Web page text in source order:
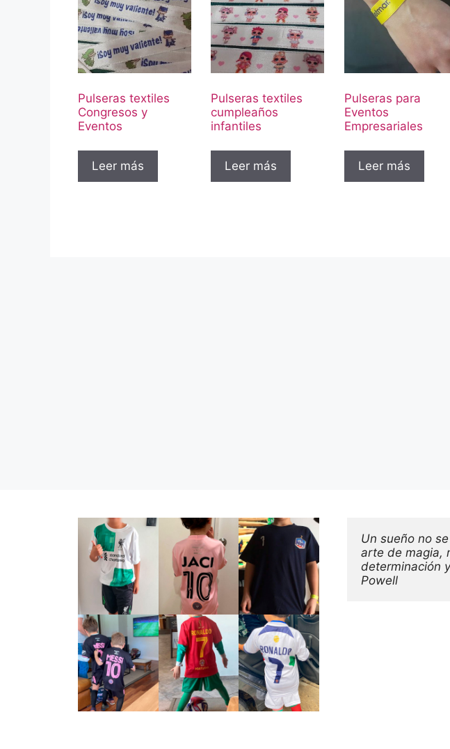
Pulseras textiles
Congresos y
Eventos
Leer más
Pulseras textiles
cumpleaños
infantiles
Leer más
Pulseras para
Eventos
Empresariales
Leer más
Un sueño no
arte de magia,
determinación
Powell